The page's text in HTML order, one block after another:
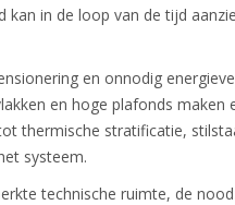
kan in de loop van de tijd
en onnodig
en hoge plafonds maken
thermische stratificatie,
systeem.
technische ruimte, de